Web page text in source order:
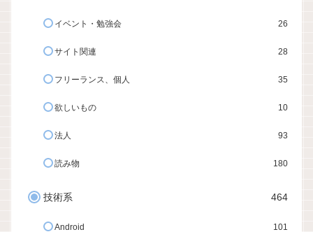
イベント・勉強会 26
サイト関連 28
フリーランス、個人 35
欲しいもの 10
法人 93
読み物 180
技術系 464
Android 101